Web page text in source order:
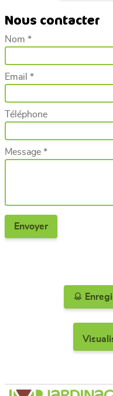
Nous contacter
Nom *
Email *
Téléphone
Message *